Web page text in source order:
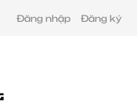
Đăng nhập Đăng ký